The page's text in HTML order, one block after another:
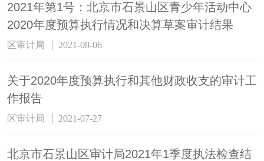
2021年第1号：北京市石景山区青少年活动中心
2020年度预算执行情况和决算草案审计结果
区审计局 2021-08-06
关于2020年度预算执行和其他财政收支的审计工
作报告
区审计局 2021-07-27
北京市石景山区审计局2021年1季度执法检查结